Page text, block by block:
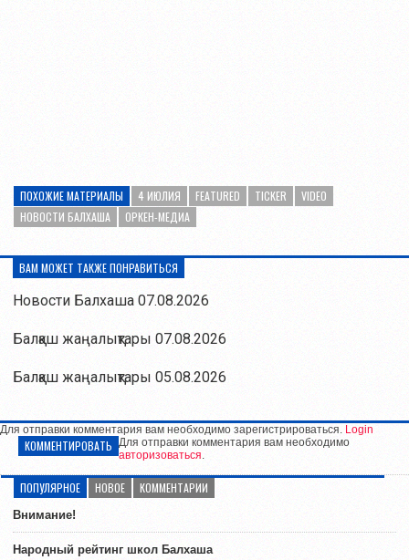
ПОХОЖИЕ МАТЕРИАЛЫ 4 ИЮЛИЯ FEATURED TICKER
VIDEO
НОВОСТИ БАЛХАША
ОРКЕН-МЕДИА
ВАМ МОЖЕТ ТАКЖЕ ПОНРАВИТЬСЯ
Новости Балхаша 07.08.2026
Балқаш жаңалықтары 07.08.2026
Балқаш жаңалықтары 05.08.2026
Для отправки комментария вам необходимо зарегистрироваться. Login
КОММЕНТИРОВАТЬ Для отправки комментария вам необходимо
авторизоваться.
ПОПУЛЯРНОЕ НОВОЕ КОММЕНТАРИИ
Внимание!
Народный рейтинг школ Балхаша